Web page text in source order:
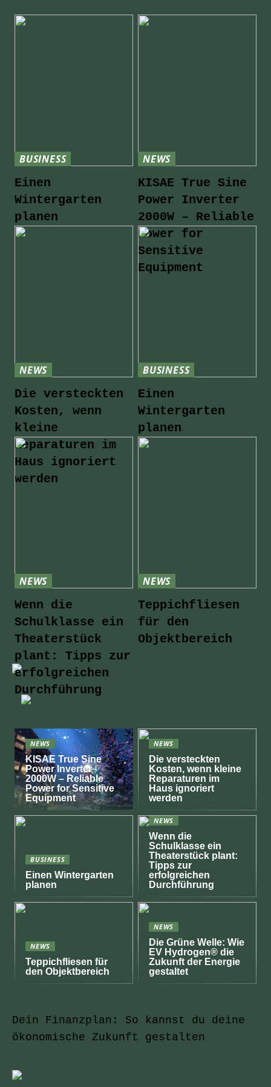
BUSINESS
Einen
Wintergarten
planen
NEWS
KISAE True Sine
Power Inverter
2000W – Reliable
Power for
Sensitive
Equipment
NEWS
Die versteckten
Kosten, wenn
kleine
Reparaturen im
Haus ignoriert
werden
BUSINESS
Einen
Wintergarten
planen
NEWS
Wenn die
Schulklasse ein
Theaterstück
plant: Tipps zur
erfolgreichen
Durchführung
NEWS
Teppichfliesen
für den
Objektbereich
NEWS
KISAE True Sine
Power Inverter
2000W – Reliable
Power for Sensitive
Equipment
NEWS
Die versteckten
Kosten, wenn kleine
Reparaturen im
Haus ignoriert
werden
BUSINESS
Einen Wintergarten
planen
NEWS
Wenn die
Schulklasse ein
Theaterstück plant:
Tipps zur
erfolgreichen
Durchführung
NEWS
Teppichfliesen für
den Objektbereich
NEWS
Die Grüne Welle: Wie
EV Hydrogen® die
Zukunft der Energie
gestaltet
Dein Finanzplan: So kannst du deine
ökonomische Zukunft gestalten